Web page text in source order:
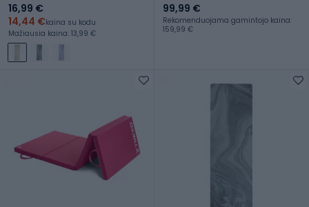
16,99 €
14,44 €kaina su kodu
Mažiausia kaina: 13,99 €
99,99 €
Rekomenduojama gamintojo kaina:
159,99 €